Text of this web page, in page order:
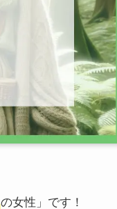
の女性」です！